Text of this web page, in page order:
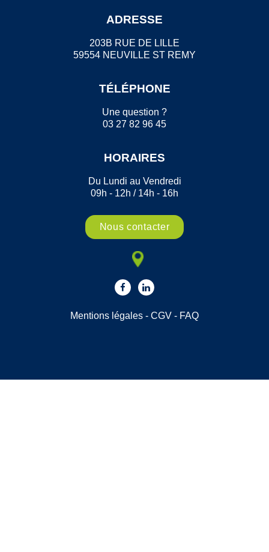
ADRESSE
203B RUE DE LILLE
59554 NEUVILLE ST REMY
TÉLÉPHONE
Une question ?
03 27 82 96 45
HORAIRES
Du Lundi au Vendredi
09h - 12h / 14h - 16h
Nous contacter
Mentions légales - CGV - FAQ